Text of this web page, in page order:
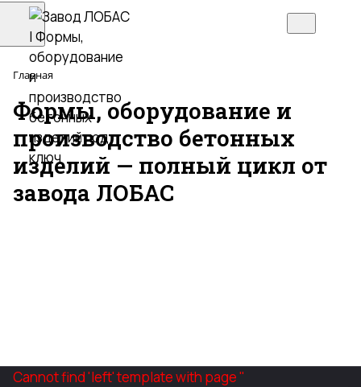
Главная
Формы, оборудование и
производство бетонных
изделий — полный цикл от
завода ЛОБАС
Cannot find 'left' template with page ''